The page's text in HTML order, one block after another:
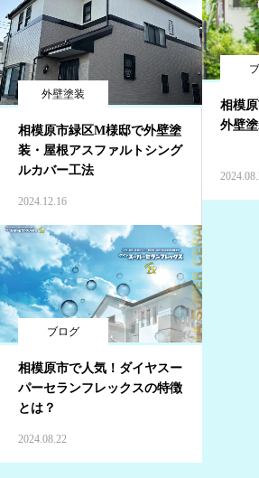
外壁塗装
相模原市緑区M様邸で外壁塗
装・屋根アスファルトシング
ルカバー工法
2024.12.16
相模
外壁
ブログ
相模原市で人気！ダイヤスー
パーセランフレックスの特徴
とは？
2024.08.22
会社案内
お問い合わせ